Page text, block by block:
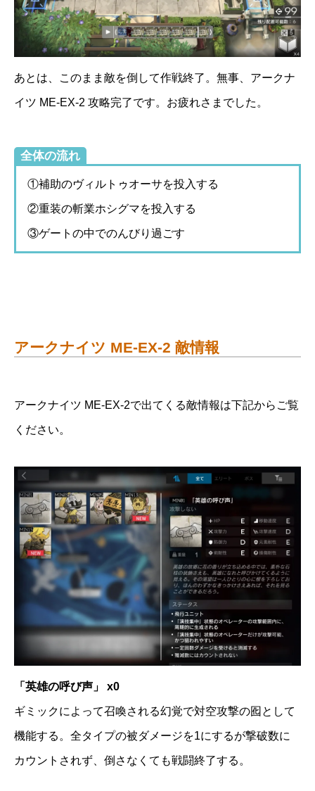
あとは、このまま敵を倒して作戦終了。無事、アークナ
イツ ME-EX-2 攻略完了です。お疲れさまでした。
全体の流れ
①補助のヴィルトゥオーサを投入する
②重装の斬業ホシグマを投入する
③ゲートの中でのんびり過ごす
アークナイツ ME-EX-2 敵情報
アークナイツ ME-EX-2で出てくる敵情報は下記からご覧
ください。
「英雄の呼び声」 x0
ギミックによって召喚される幻覚で対空攻撃の囮として
機能する。全タイプの被ダメージを1にするが撃破数に
カウントされず、倒さなくても戦闘終了する。